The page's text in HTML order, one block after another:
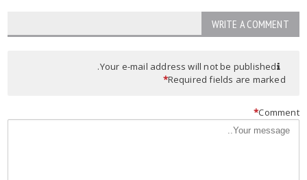
WRITE A COMMENT
Your e-mail address will not be published.
Required fields are marked
*
*